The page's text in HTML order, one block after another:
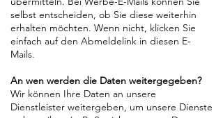
selbst entscheiden, ob Sie diese weiterhin
erhalten möchten. Wenn nicht, klicken Sie
einfach auf den Abmeldelink in diesen E-
Mails.
An wen werden die Daten weitergegeben?
Wir können Ihre Daten an unsere
Dienstleister weitergeben, um unsere Dienste